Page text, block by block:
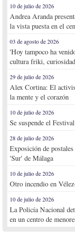
10 de julio de 2026
Andrea Aranda
la vista puesta en el
03 de agosto de 2026
'Hoy tampoco ha
cultura friki,
29 de julio de 2026
Alex Cortina: El
la mente y el corazón
10 de julio de 2026
Se suspende el
28 de julio de 2026
Exposición de
'Sur' de Málaga
10 de julio de 2026
Otro incendio en
10 de julio de 2026
La Policía Nacional
en un centro de